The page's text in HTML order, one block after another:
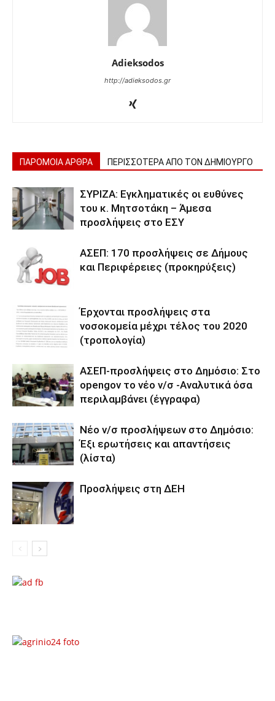
Adieksodos
http://adieksodos.gr
ΠΑΡΟΜΟΙΑ ΑΡΘΡΑ ΠΕΡΙΣΣΟΤΕΡΑ ΑΠΟ ΤΟΝ ΔΗΜΙΟΥΡΓΟ
ΣΥΡΙΖΑ: Εγκληματικές οι ευθύνες
του κ. Μητσοτάκη – Άμεσα
προσλήψεις στο ΕΣΥ
ΑΣΕΠ: 170 προσλήψεις σε Δήμους
και Περιφέρειες (προκηρύξεις)
Έρχονται προσλήψεις στα
νοσοκομεία μέχρι τέλος του 2020
(τροπολογία)
ΑΣΕΠ-προσλήψεις στο Δημόσιο: Στο
opengov το νέο ν/σ -Αναλυτικά όσα
περιλαμβάνει (έγγραφα)
Νέο ν/σ προσλήψεων στο Δημόσιο:
Έξι ερωτήσεις και απαντήσεις
(λίστα)
Προσλήψεις στη ΔΕΗ